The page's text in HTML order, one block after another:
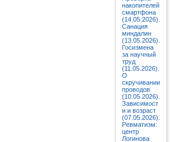
накопителей
смартфона
(14.05.2026).
Санация
миндалин
(13.05.2026).
Госизмена
за научный
труд
(11.05.2026).
О
скручивании
проводов
(10.05.2026).
Зависимост
и и возраст
(07.05.2026).
Ревматизм:
центр
Логинова